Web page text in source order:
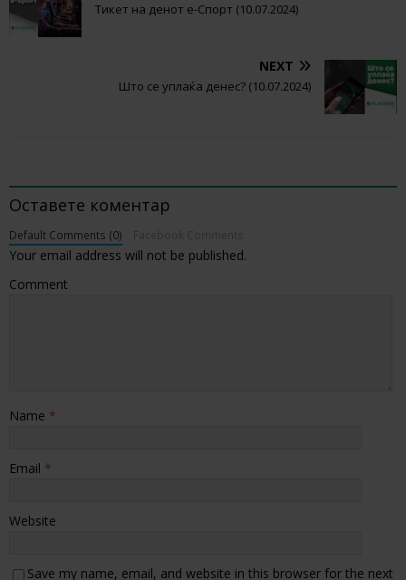
Тикет на денот е-Спорт (10.07.2024)
NEXT
Што се уплаќа денес? (10.07.2024)
Оставете коментар
Default Comments (0)
Your email address will not be published.
Comment
Name *
Email *
Website
Save my name, email, and website in this browser for the next